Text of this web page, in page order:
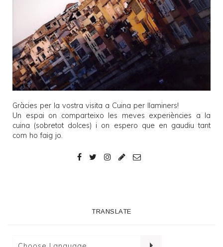
Gràcies per la vostra visita a Cuina per llaminers!
Un espai on comparteixo les meves experiències a la
cuina (sobretot dolces) i on espero que en gaudiu tant
com ho faig jo.
TRANSLATE